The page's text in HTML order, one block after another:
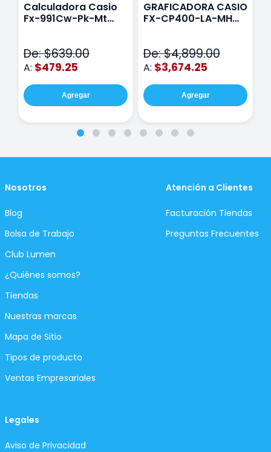
Calculadora Casio
Fx-991Cw-Pk-Mt
De: $639.00
A: $479.25
Agregar
GRAFICADORA CASIO
FX-CP400-LA-MH
De: $4,899.00
A: $3,674.25
Agregar
Nosotros
Blog
Bolsa de Trabajo
Club Lumen
¿Quiénes somos?
Tiendas
Nuestras marcas
Mapa de Sitio
Tipos de producto
Ventas Empresariales
Atención a Clientes
Facturación Tiendas
Preguntas Frecuentes
Legales
Aviso de Privacidad